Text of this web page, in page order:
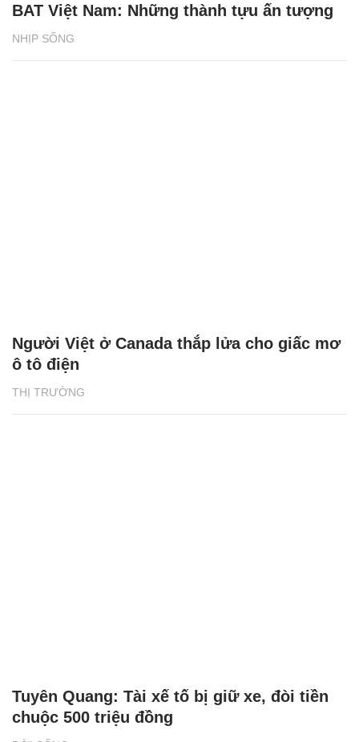
NHỊP SỐNG
BAT Việt Nam: Những thành tựu ấn tượng
THỊ TRƯỜNG
Người Việt ở Canada thắp lửa cho giấc mơ
ô tô điện
Tuyên Quang: Tài xế tố bị giữ xe, đòi tiền
chuộc 500 triệu đồng